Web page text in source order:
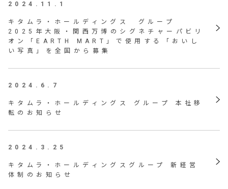
2024.11.1
キタムラ・ホールディングス グループ
2025年大阪・関西万博のシグネチャーパビリ
オン「EARTH MART」で使用する「おいし
い写真」を全国から募集
2024.6.7
キタムラ・ホールディングス グループ 本社移
転のお知らせ
2024.3.25
キタムラ・ホールディングスグループ 新経営
体制のお知らせ